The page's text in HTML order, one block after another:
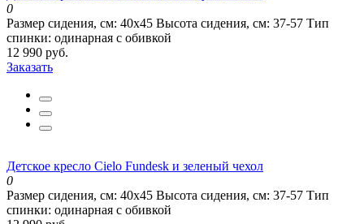
0
Размер сидения, см: 40х45 Высота сидения, см: 37-57 Тип
спинки: одинарная с обивкой
12 990 руб.
Заказать
Детское кресло Cielo Fundesk и зеленый чехол
0
Размер сидения, см: 40х45 Высота сидения, см: 37-57 Тип
спинки: одинарная с обивкой